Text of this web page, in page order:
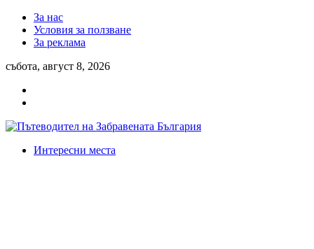
За нас
Условия за ползване
За реклама
събота, август 8, 2026
Интересни места